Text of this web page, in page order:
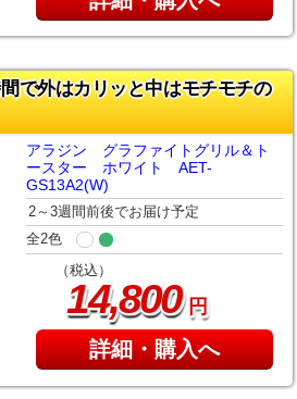
で外はカリッと中はモチモチの
アラジン グラファイトグリル＆ト
ースター ホワイト AET-
GS13A2(W)
2～3週間前後でお届け予定
全2色
（税込）
14,800円
詳細・購入へ